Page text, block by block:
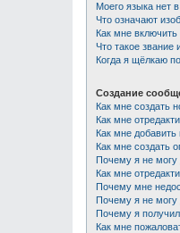
Моего языка нет
Что означают
Как мне
Что такое звание
Когда я щёлкаю
Создание
Как мне создать
Как мне
Как мне
Как мне создать
Почему я не могу
Как мне
Почему мне
Почему я не могу
Почему я
Как мне